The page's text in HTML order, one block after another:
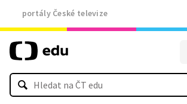
portály České televize